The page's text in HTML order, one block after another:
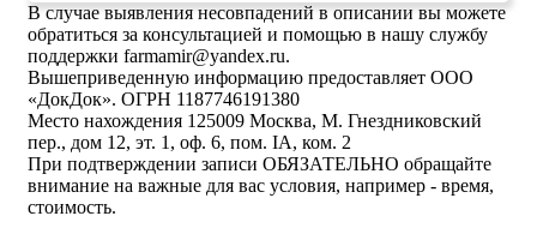
В случае выявления несовпадений в описании вы можете
обратиться за консультацией и помощью в нашу службу
поддержки farmamir@yandex.ru.
Вышеприведенную информацию предоставляет ООО
«ДокДок». ОГРН 1187746191380
Место нахождения 125009 Москва, М. Гнездниковский
пер., дом 12, эт. 1, оф. 6, пом. IA, ком. 2
При подтверждении записи ОБЯЗАТЕЛЬНО обращайте
внимание на важные для вас условия, например - время,
стоимость.